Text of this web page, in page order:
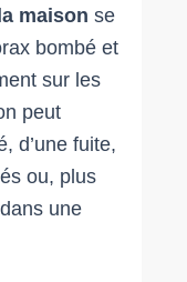
maison se
bombé et
sur les
peut
d’une fuite,
ou, plus
une